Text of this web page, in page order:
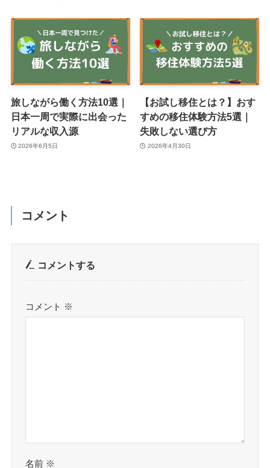
旅しながら働く方法10選｜
日本一周で実際に出会った
リアルな収入源
2026年6月5日
【お試し移住とは？】おす
すめの移住体験方法5選｜
失敗しない選び方
2026年4月30日
コメント
コメントする
コメント ※
名前 ※